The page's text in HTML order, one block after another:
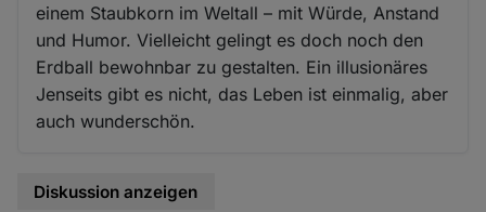
einem Staubkorn im Weltall – mit Würde, Anstand
und Humor. Vielleicht gelingt es doch noch den
Erdball bewohnbar zu gestalten. Ein illusionäres
Jenseits gibt es nicht, das Leben ist einmalig, aber
auch wunderschön.
Diskussion anzeigen